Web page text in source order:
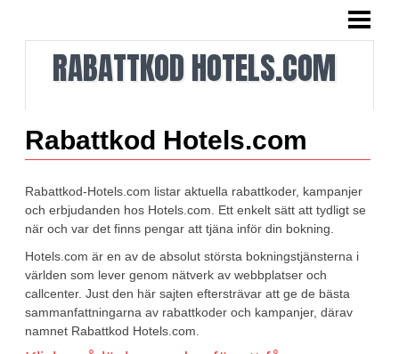
VAD VI GÖR
TIDIGARE RABATTKODER
SOMMAR I LALANDIA
KONTAKTA OSS
RABATTKOD HOTELS.COM
Rabattkod Hotels.com
Rabattkod-Hotels.com listar aktuella rabattkoder, kampanjer
och erbjudanden hos Hotels.com. Ett enkelt sätt att tydligt se
när och var det finns pengar att tjäna inför din bokning.
Hotels.com är en av de absolut största bokningstjänsterna i
världen som lever genom nätverk av webbplatser och
callcenter. Just den här sajten eftersträvar att ge de bästa
sammanfattningarna av rabattkoder och kampanjer, därav
namnet Rabattkod Hotels.com.